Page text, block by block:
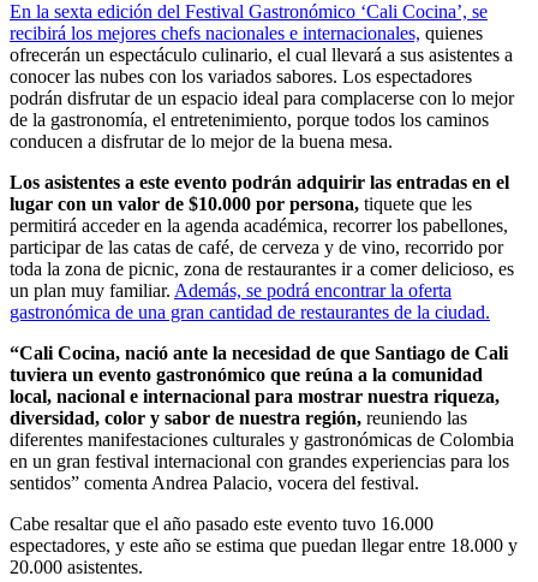
En la sexta edición del Festival Gastronómico ‘Cali Cocina’, se
recibirá los mejores chefs nacionales e internacionales, quienes
ofrecerán un espectáculo culinario, el cual llevará a sus asistentes a
conocer las nubes con los variados sabores. Los espectadores
podrán disfrutar de un espacio ideal para complacerse con lo mejor
de la gastronomía, el entretenimiento, porque todos los caminos
conducen a disfrutar de lo mejor de la buena mesa.
Los asistentes a este evento podrán adquirir las entradas en el
lugar con un valor de $10.000 por persona, tiquete que les
permitirá acceder en la agenda académica, recorrer los pabellones,
participar de las catas de café, de cerveza y de vino, recorrido por
toda la zona de picnic, zona de restaurantes ir a comer delicioso, es
un plan muy familiar. Además, se podrá encontrar la oferta
gastronómica de una gran cantidad de restaurantes de la ciudad.
“Cali Cocina, nació ante la necesidad de que Santiago de Cali
tuviera un evento gastronómico que reúna a la comunidad
local, nacional e internacional para mostrar nuestra riqueza,
diversidad, color y sabor de nuestra región, reuniendo las
diferentes manifestaciones culturales y gastronómicas de Colombia
en un gran festival internacional con grandes experiencias para los
sentidos” comenta Andrea Palacio, vocera del festival.
Cabe resaltar que el año pasado este evento tuvo 16.000
espectadores, y este año se estima que puedan llegar entre 18.000 y
20.000 asistentes.